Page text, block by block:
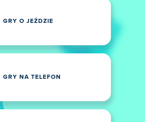
GRY O JEŹDZIE
GRY NA TELEFON